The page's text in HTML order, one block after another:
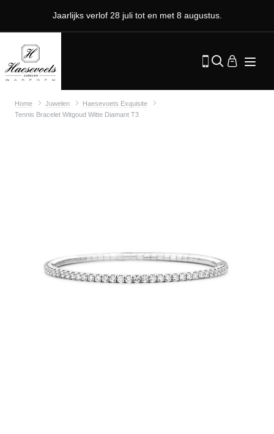
Jaarlijks verlof 28 juli tot en met 8 augustus.
Home Juwelen
Haesevoets Exquisite
Tennis Bracelet Witgoud Witte Diamant T3